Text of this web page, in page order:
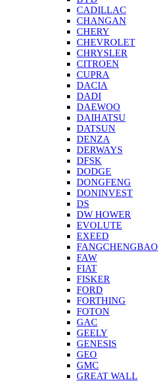
CADILLAC
CHANGAN
CHERY
CHEVROLET
CHRYSLER
CITROEN
CUPRA
DACIA
DADI
DAEWOO
DAIHATSU
DATSUN
DENZA
DERWAYS
DFSK
DODGE
DONGFENG
DONINVEST
DS
DW HOWER
EVOLUTE
EXEED
FANGCHENGBAO
FAW
FIAT
FISKER
FORD
FORTHING
FOTON
GAC
GEELY
GENESIS
GEO
GMC
GREAT WALL